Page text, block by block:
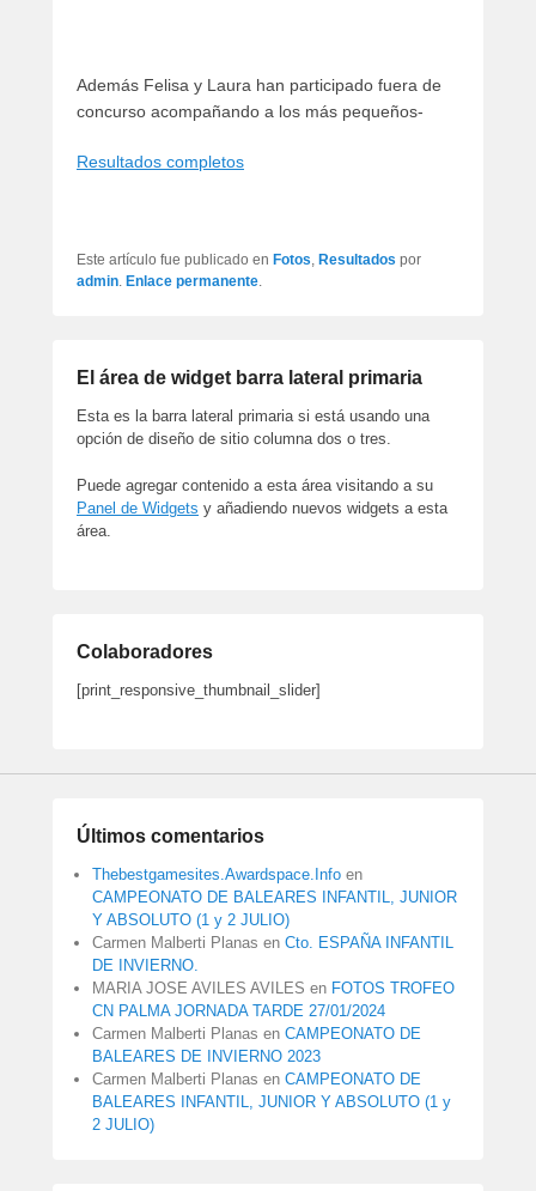
Además Felisa y Laura han participado fuera de
concurso acompañando a los más pequeños-
Resultados completos
Este artículo fue publicado en Fotos, Resultados por
admin. Enlace permanente.
El área de widget barra lateral primaria
Esta es la barra lateral primaria si está usando una
opción de diseño de sitio columna dos o tres.
Puede agregar contenido a esta área visitando a su
Panel de Widgets y añadiendo nuevos widgets a esta
área.
Colaboradores
[print_responsive_thumbnail_slider]
Últimos comentarios
Thebestgamesites.Awardspace.Info en
CAMPEONATO DE BALEARES INFANTIL, JUNIOR
Y ABSOLUTO (1 y 2 JULIO)
Carmen Malberti Planas en Cto. ESPAÑA INFANTIL
DE INVIERNO.
MARIA JOSE AVILES AVILES en FOTOS TROFEO
CN PALMA JORNADA TARDE 27/01/2024
Carmen Malberti Planas en CAMPEONATO DE
BALEARES DE INVIERNO 2023
Carmen Malberti Planas en CAMPEONATO DE
BALEARES INFANTIL, JUNIOR Y ABSOLUTO (1 y
2 JULIO)